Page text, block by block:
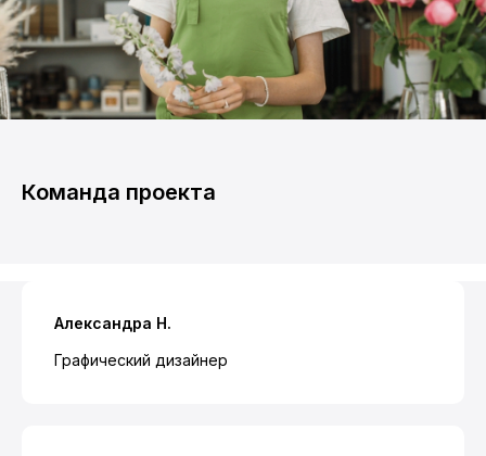
Команда проекта
Александра Н.
Графический дизайнер